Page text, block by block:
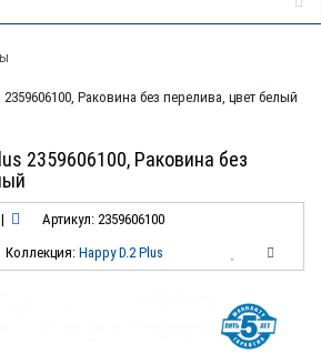
2359606100, Раковина без перелива, цвет белый
2359606100, Раковина без
|
Артикул: 2359606100
Коллекция: Happy D.2 Plus